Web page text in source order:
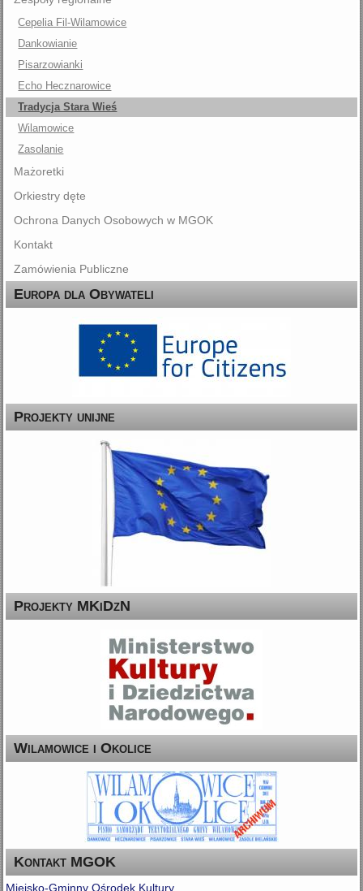
Cepelia Fil-Wilamowice
Dankowianie
Pisarzowianki
Echo Hecznarowice
Tradycja Stara Wieś
Wilamowice
Zasolanie
Mażoretki
Orkiestry dęte
Ochrona Danych Osobowych w MGOK
Kontakt
Zamówienia Publiczne
Europa dla Obywateli
Projekty unijne
Projekty MKiDzN
Wilamowice i Okolice
Kontakt MGOK
Miejsko-Gminny Ośrodek Kultury